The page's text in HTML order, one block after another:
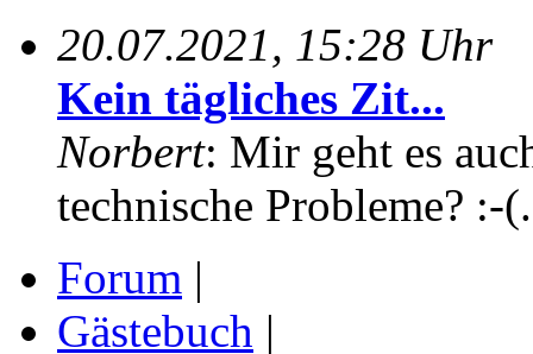
20.07.2021, 15:28 Uhr
Kein tägliches Zit...
Norbert: Mir geht es
technische Probleme? :-
Forum |
Gästebuch |